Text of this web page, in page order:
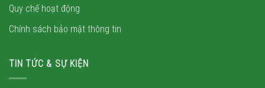
Quy chế hoạt động
Chính sách bảo mật thông tin
TIN TỨC & SỰ KIỆN